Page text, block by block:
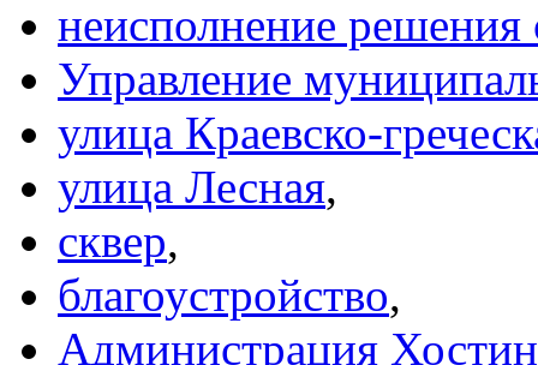
неисполнение решения
Управление
улица Краевско-
улица Лесная,
сквер,
благоустройство,
Администрация